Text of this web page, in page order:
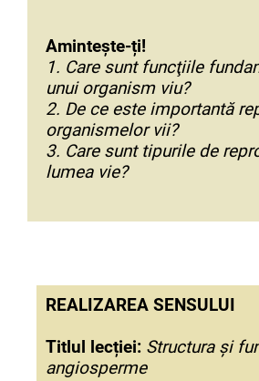
Amintește-ți!
1. Care sunt funcţiile
unui organism viu?
2. De ce este importantă
organismelor vii?
3. Care sunt tipurile de
lumea vie?
REALIZAREA SENSULUI
Titlul lecției: Structura și
angiosperme